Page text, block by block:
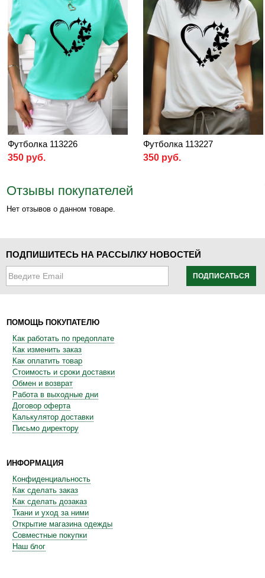
Футболка 113226
350 руб.
Футболка 113227
350 руб.
Отзывы покупателей
Нет отзывов о данном товаре.
ПОДПИШИТЕСЬ НА РАССЫЛКУ НОВОСТЕЙ
ПОДПИСАТЬСЯ
ПОМОЩЬ ПОКУПАТЕЛЮ
Как работать по предоплате
Как изменить заказ
Как оплатить товар
Стоимость и сроки доставки
Обмен и возврат
Работа в выходные дни
Договор оферта
Калькулятор доставки
Письмо директору
ИНФОРМАЦИЯ
Конфиденциальность
Как сделать заказ
Как сделать дозаказ
Ткани и уход за ними
Открытие магазина одежды
Совместные покупки
Наш блог